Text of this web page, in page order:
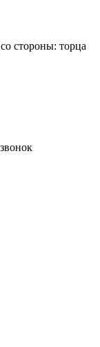
стороны: торца